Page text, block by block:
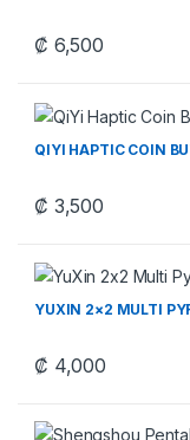
₡ 6,500
Este producto
QIYI HAPTIC COIN
₡ 3,500
Este producto
YUXIN 2×2 MULTI
₡ 4,000